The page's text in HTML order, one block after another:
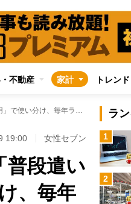
不動産 家計 トレンド
Dr.コパさんが明かす自身の財布 「普段遣い用」「金庫用」「遊興用」で使い分け、毎年ラッキーカラーに買い替え
19:00 女性セブン
段遣い
、毎年
ラ
1
2